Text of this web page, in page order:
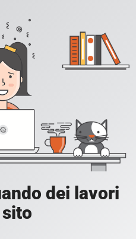
dei lavori